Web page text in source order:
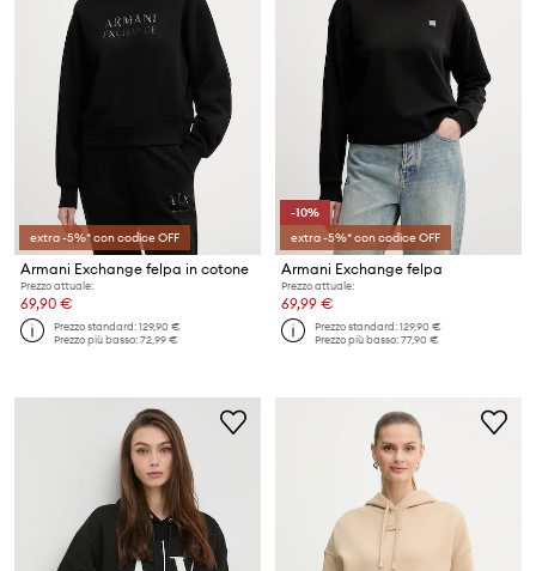
extra -5%* con codice OFF
Armani Exchange felpa in cotone
Prezzo attuale:
69,90 €
Prezzo standard:129,90 €
Prezzo più basso:72,99 €
-10%
extra -5%* con codice OFF
Armani Exchange felpa
Prezzo attuale:
69,99 €
Prezzo standard:129,90 €
Prezzo più basso:77,90 €